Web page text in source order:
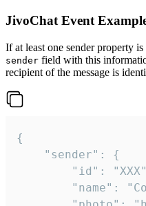
JivoChat Event
If at least one sender property
sender field with this
recipient of the message is
{